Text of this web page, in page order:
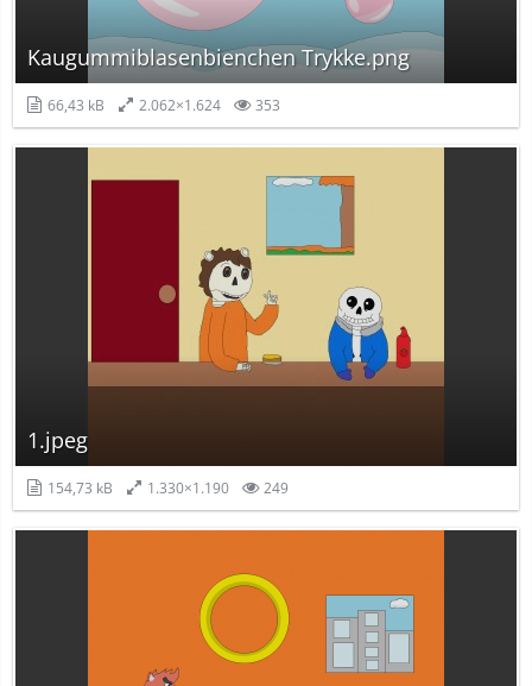
Kaugummiblasenbienchen Trykke.png
66,43 kB 2.062×1.624 353
1.jpeg
154,73 kB 1.330×1.190 249